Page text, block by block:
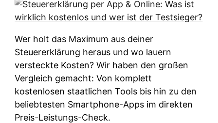
s
u
n
f
t
e
i
e
s
y
t
e
m
M
I
R
Wer holt das Maximum aus deiner
Steuererklärung heraus und wo lauern
versteckte Kosten? Wir haben den großen
Vergleich gemacht: Von komplett
kostenlosen staatlichen Tools bis hin zu den
beliebtesten Smartphone-Apps im direkten
Preis-Leistungs-Check.